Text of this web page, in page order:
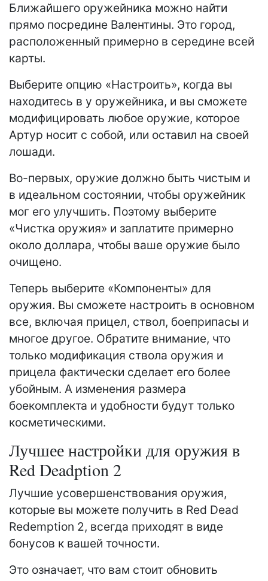
Ближайшего оружейника можно найти
прямо посредине Валентины. Это город,
расположенный примерно в середине всей
карты.
Выберите опцию «Настроить», когда вы
находитесь в у оружейника, и вы сможете
модифицировать любое оружие, которое
Артур носит с собой, или оставил на своей
лошади.
Во-первых, оружие должно быть чистым и
в идеальном состоянии, чтобы оружейник
мог его улучшить. Поэтому выберите
«Чистка оружия» и заплатите примерно
около доллара, чтобы ваше оружие было
очищено.
Теперь выберите «Компоненты» для
оружия. Вы сможете настроить в основном
все, включая прицел, ствол, боеприпасы и
многое другое. Обратите внимание, что
только модификация ствола оружия и
прицела фактически сделает его более
убойным. А изменения размера
боекомплекта и удобности будут только
косметическими.
Лучшее настройки для оружия в
Red Deadption 2
Лучшие усовершенствования оружия,
которые вы можете получить в Red Dead
Redemption 2, всегда приходят в виде
бонусов к вашей точности.
Это означает, что вам стоит обновить